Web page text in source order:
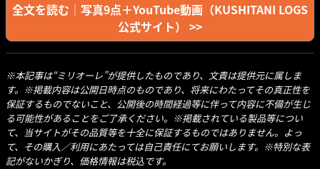
全文を読む｜写真9点＋YouTube動画（KUSHITANI LOGS
公式サイト） >>
※本記事は“ミリオーレ”が提供したものであり、文責は提供元に属しま
す。※掲載内容は公開日時点のものであり、将来にわたってその真正性を
保証するものでないこと、公開後の時間経過等に伴って内容に不備が生じ
る可能性があることをご了承ください。※掲載されている製品等につい
て、当サイトがその品質等を十全に保証するものではありません。よっ
て、その購入／利用にあたっては自己責任にてお願いします。※特別な表
記がないかぎり、価格情報は税込です。